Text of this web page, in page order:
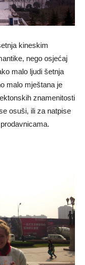
kineskim
nego osjećaj
malo ljudi šetnja
malo mještana je
znamenitosti
osuši, ili za natpise